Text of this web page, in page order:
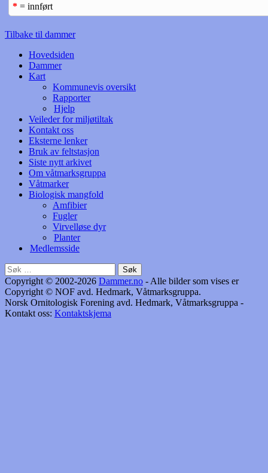
* = innført
Tilbake til dammer
Hovedsiden
Dammer
Kart
Kommunevis oversikt
Rapporter
Hjelp
Veileder for miljøtiltak
Kontakt oss
Eksterne lenker
Bruk av feltstasjon
Siste nytt arkivet
Om våtmarksgruppa
Våtmarker
Biologisk mangfold
Amfibier
Fugler
Virvelløse dyr
Planter
Medlemsside
Søk
etter:
Copyright © 2002-2026 Dammer.no - Alle bilder som vises er
Copyright © NOF avd. Hedmark, Våtmarksgruppa.
Norsk Ornitologisk Forening avd. Hedmark, Våtmarksgruppa -
Kontakt oss: Kontaktskjema